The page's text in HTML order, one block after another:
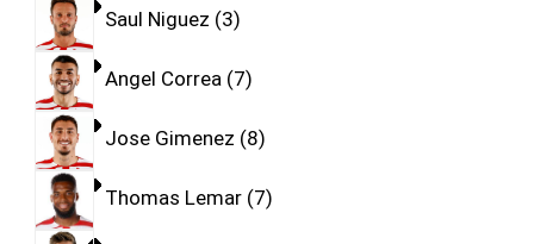
Saul Niguez 3
Angel Correa 7
Jose Gimenez 8
Thomas Lemar 7